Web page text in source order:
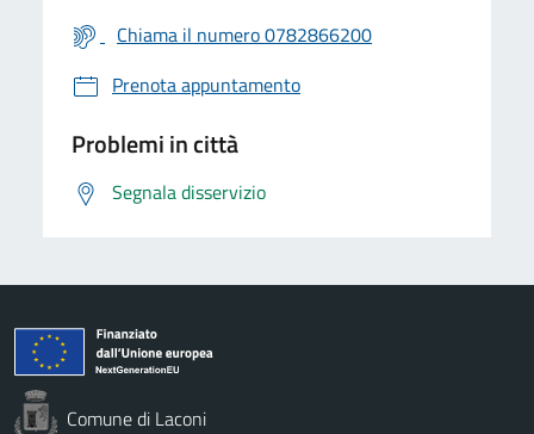
Chiama il numero 0782866200
Prenota appuntamento
Problemi in città
Segnala disservizio
Comune di Laconi